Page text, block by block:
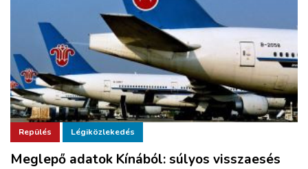
Repülés Légiközlekedés
Meglepő adatok Kínából: súlyos visszaesés